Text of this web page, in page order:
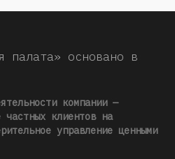
палата» основано в
компании —
частных клиентов на
управление ценными